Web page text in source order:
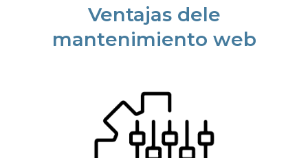
Ventajas dele
mantenimiento web